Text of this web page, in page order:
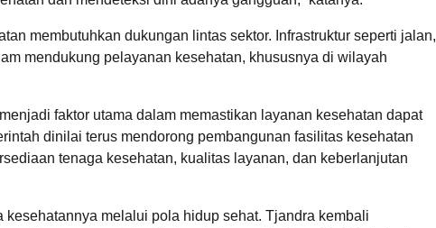
membutuhkan dukungan lintas sektor. Infrastruktur seperti jalan,
mendukung pelayanan kesehatan, khususnya di wilayah
faktor utama dalam memastikan layanan kesehatan dapat
dinilai terus mendorong pembangunan fasilitas kesehatan
tenaga kesehatan, kualitas layanan, dan keberlanjutan
melalui pola hidup sehat. Tjandra kembali